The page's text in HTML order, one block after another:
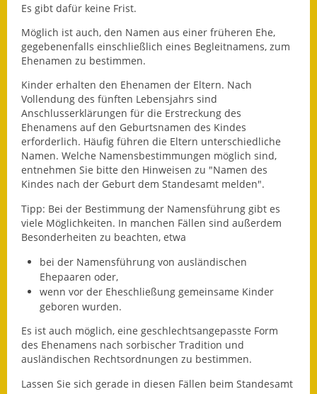
Dienstleistungen
Fundbehörde
Gemeinderat
Sitzungsberichte 2015
Sitzungsberichte 2016
Sitzungsberichte 2017
Gemeindeverwaltung
Es gibt dafür keine Frist.
Möglich ist auch, den Namen aus einer früheren Ehe,
gegebenenfalls einschließlich eines Begleitnamens, zum
Ehenamen zu bestimmen.
Kinder erhalten den Ehenamen der Eltern. Nach
Vollendung des fünften Lebensjahrs sind
Anschlusserklärungen für die Erstreckung des
Ehenamens auf den Geburtsnamen des Kindes
erforderlich. Häufig führen die Eltern unterschiedliche
Namen. Welche Namensbestimmungen möglich sind,
entnehmen Sie bitte den Hinweisen zu "Namen des
Kindes nach der Geburt dem Standesamt melden".
Tipp: Bei der Bestimmung der Namensführung gibt es
viele Möglichkeiten. In manchen Fällen sind außerdem
Besonderheiten zu beachten, etwa
bei der Namensführung von ausländischen
Ehepaaren oder,
wenn vor der Eheschließung gemeinsame Kinder
geboren wurden.
Es ist auch möglich, eine geschlechtsangepasste Form
des Ehenamens nach sorbischer Tradition und
ausländischen Rechtsordnungen zu bestimmen.
Lassen Sie sich gerade in diesen Fällen beim Standesamt